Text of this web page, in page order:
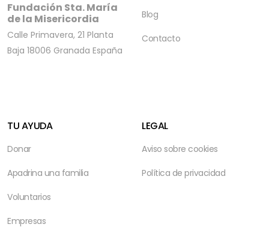
Fundación Sta. María
de la Misericordia
Calle Primavera, 21 Planta
Baja 18006 Granada España
Blog
Contacto
TU AYUDA
Donar
Apadrina una familia
Voluntarios
Empresas
LEGAL
Aviso sobre cookies
Política de privacidad